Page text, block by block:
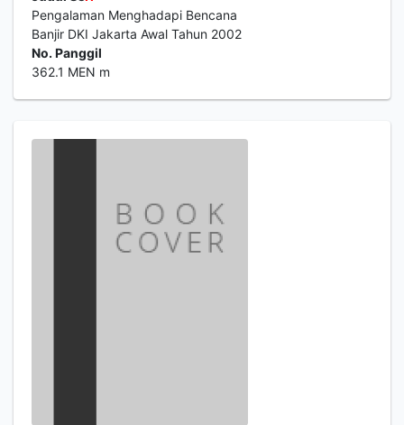
Pengalaman Menghadapi Bencana
Banjir DKI Jakarta Awal Tahun 2002
No. Panggil
362.1 MEN m